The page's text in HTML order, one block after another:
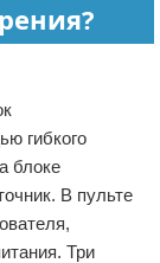
гибкого
блоке
В пульте
Три